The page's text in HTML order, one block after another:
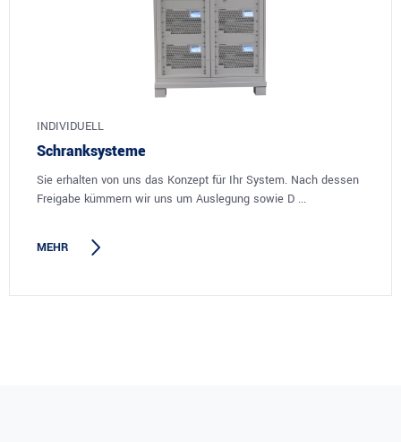
INDIVIDUELL
Schranksysteme
Sie erhalten von uns das Konzept für Ihr System. Nach dessen
Freigabe kümmern wir uns um Auslegung sowie D ...
MEHR